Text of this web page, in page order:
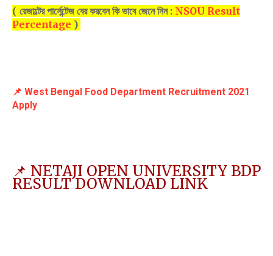
( রেজাল্টের পার্সেন্টেজ বের করবেন কি ভাবে জেনে নিন : NSOU Result
Percentage )
📌 West Bengal Food Department Recruitment 2021
Apply
📌 NETAJI OPEN UNIVERSITY BDP
RESULT DOWNLOAD LINK